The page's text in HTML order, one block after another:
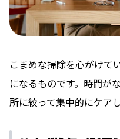
こまめな掃除を心がけて
になるものです。時間が
所に絞って集中的にケア